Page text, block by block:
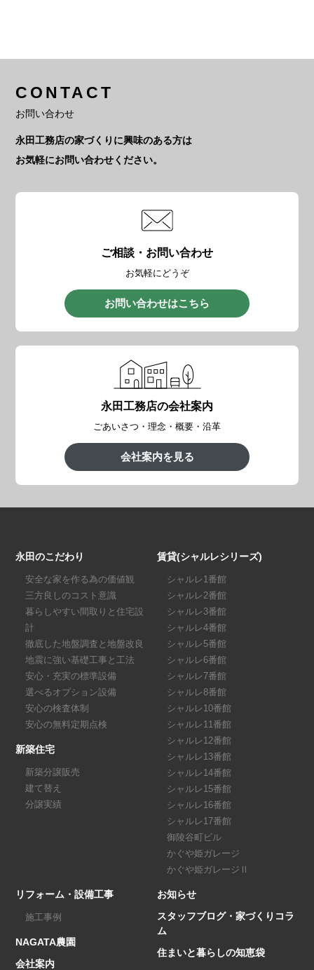
CONTACT
お問い合わせ
永田工務店の家づくりに興味のある方は
お気軽にお問い合わせください。
ご相談・お問い合わせ
お気軽にどうぞ
お問い合わせはこちら
永田工務店の会社案内
ごあいさつ・理念・概要・沿革
会社案内を見る
永田のこだわり
安全な家を作る為の価値観
三方良しのコスト意識
暮らしやすい間取りと住宅設
計
徹底した地盤調査と地盤改良
地震に強い基礎工事と工法
安心・充実の標準設備
選べるオプション設備
安心の検査体制
安心の無料定期点検
新築住宅
新築分譲販売
建て替え
分譲実績
賃貸(シャルレシリーズ)
シャルレ1番館
シャルレ2番館
シャルレ3番館
シャルレ4番館
シャルレ5番館
シャルレ6番館
シャルレ7番館
シャルレ8番館
シャルレ10番館
シャルレ11番館
シャルレ12番館
シャルレ13番館
シャルレ14番館
シャルレ15番館
シャルレ16番館
シャルレ17番館
御陵谷町ビル
かぐや姫ガレージ
かぐや姫ガレージⅡ
リフォーム・設備工事
施工事例
NAGATA農園
会社案内
お知らせ
スタッフブログ・家づくりコラ
ム
住まいと暮らしの知恵袋